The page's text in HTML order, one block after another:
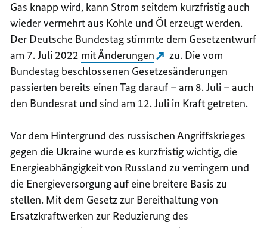
Gas knapp wird, kann Strom seitdem kurzfristig auch
wieder vermehrt aus Kohle und Öl erzeugt werden.
Der Deutsche Bundestag stimmte dem Gesetzentwurf
am 7. Juli 2022 mit Änderungen
zu. Die vom
Bundestag beschlossenen Gesetzesänderungen
passierten bereits einen Tag darauf – am 8. Juli – auch
den Bundesrat und sind am 12. Juli in Kraft getreten.
Vor dem Hintergrund des russischen Angriffskrieges
gegen die Ukraine wurde es kurzfristig wichtig, die
Energieabhängigkeit von Russland zu verringern und
die Energieversorgung auf eine breitere Basis zu
stellen. Mit dem Gesetz zur Bereithaltung von
Ersatzkraftwerken zur Reduzierung des